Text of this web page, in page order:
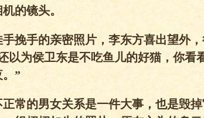
的镜头。
挽手的亲密照片，李东方喜出望外
以为侯卫东是不吃鱼儿的好猫，你看
”
常的男女关系是一件大事，也是毁